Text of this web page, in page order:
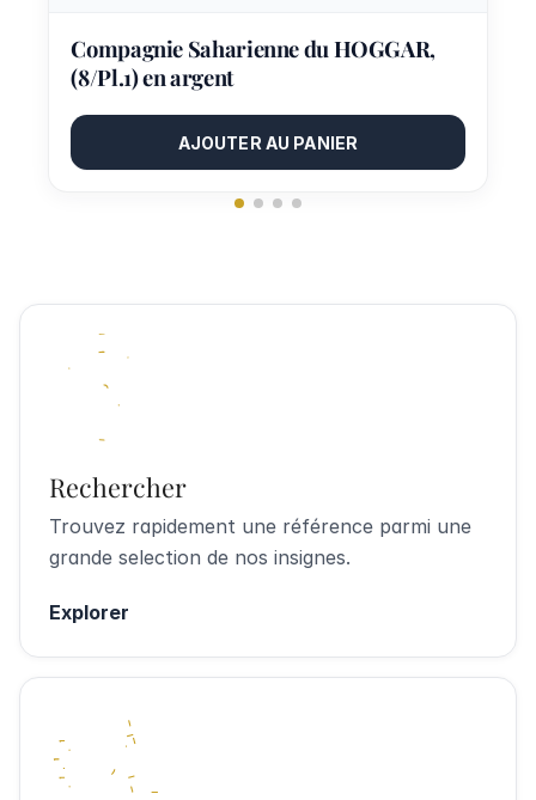
Compagnie Saharienne du HOGGAR,
(8/Pl.1) en argent
AJOUTER AU PANIER
Rechercher
Trouvez rapidement une référence parmi une
grande selection de nos insignes.
Explorer